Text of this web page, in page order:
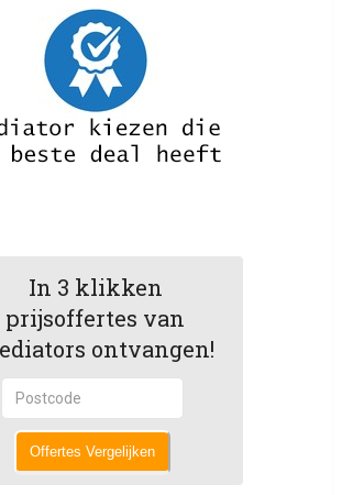
In 3 klikken
prijsoffertes van
ontvangen!
Offertes Vergelijken